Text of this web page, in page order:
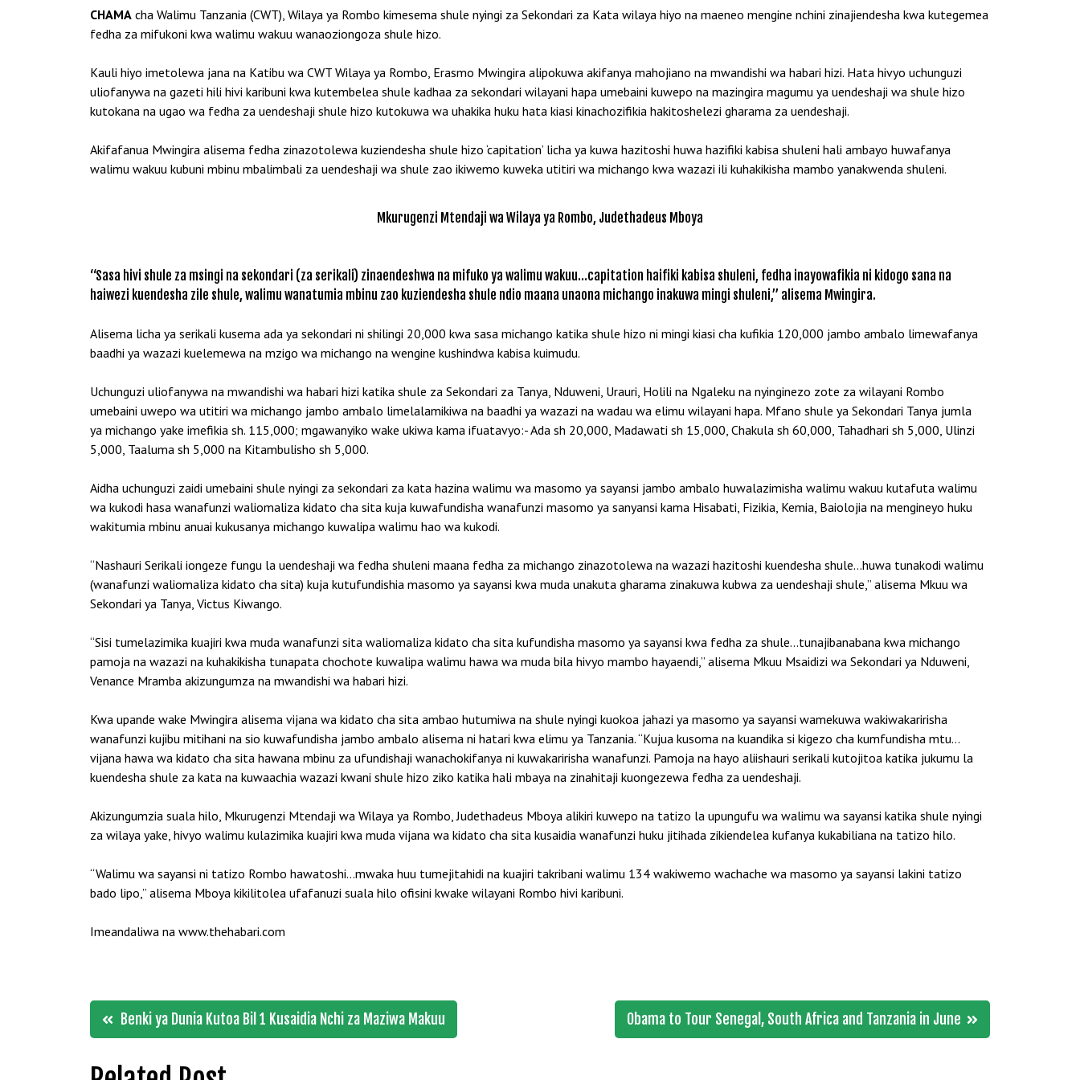
CHAMA cha Walimu Tanzania (CWT), Wilaya ya Rombo kimesema shule nyingi za Sekondari za Kata wilaya hiyo na maeneo mengine nchini zinajiendesha kwa kutegemea
fedha za mifukoni kwa walimu wakuu wanaoziongoza shule hizo.
Kauli hiyo imetolewa jana na Katibu wa CWT Wilaya ya Rombo, Erasmo Mwingira alipokuwa akifanya mahojiano na mwandishi wa habari hizi. Hata hivyo uchunguzi
uliofanywa na gazeti hili hivi karibuni kwa kutembelea shule kadhaa za sekondari wilayani hapa umebaini kuwepo na mazingira magumu ya uendeshaji wa shule hizo
kutokana na ugao wa fedha za uendeshaji shule hizo kutokuwa wa uhakika huku hata kiasi kinachozifikia hakitoshelezi gharama za uendeshaji.
Akifafanua Mwingira alisema fedha zinazotolewa kuziendesha shule hizo ‘capitation’ licha ya kuwa hazitoshi huwa hazifiki kabisa shuleni hali ambayo huwafanya
walimu wakuu kubuni mbinu mbalimbali za uendeshaji wa shule zao ikiwemo kuweka utitiri wa michango kwa wazazi ili kuhakikisha mambo yanakwenda shuleni.
Mkurugenzi Mtendaji wa Wilaya ya Rombo, Judethadeus Mboya
“Sasa hivi shule za msingi na sekondari (za serikali) zinaendeshwa na mifuko ya walimu wakuu…capitation haifiki kabisa shuleni, fedha inayowafikia ni kidogo sana na
haiwezi kuendesha zile shule, walimu wanatumia mbinu zao kuziendesha shule ndio maana unaona michango inakuwa mingi shuleni,” alisema Mwingira.
Alisema licha ya serikali kusema ada ya sekondari ni shilingi 20,000 kwa sasa michango katika shule hizo ni mingi kiasi cha kufikia 120,000 jambo ambalo limewafanya
baadhi ya wazazi kuelemewa na mzigo wa michango na wengine kushindwa kabisa kuimudu.
Uchunguzi uliofanywa na mwandishi wa habari hizi katika shule za Sekondari za Tanya, Nduweni, Urauri, Holili na Ngaleku na nyinginezo zote za wilayani Rombo
umebaini uwepo wa utitiri wa michango jambo ambalo limelalamikiwa na baadhi ya wazazi na wadau wa elimu wilayani hapa. Mfano shule ya Sekondari Tanya jumla
ya michango yake imefikia sh. 115,000; mgawanyiko wake ukiwa kama ifuatavyo:- Ada sh 20,000, Madawati sh 15,000, Chakula sh 60,000, Tahadhari sh 5,000, Ulinzi
5,000, Taaluma sh 5,000 na Kitambulisho sh 5,000.
Aidha uchunguzi zaidi umebaini shule nyingi za sekondari za kata hazina walimu wa masomo ya sayansi jambo ambalo huwalazimisha walimu wakuu kutafuta walimu
wa kukodi hasa wanafunzi waliomaliza kidato cha sita kuja kuwafundisha wanafunzi masomo ya sanyansi kama Hisabati, Fizikia, Kemia, Baiolojia na mengineyo huku
wakitumia mbinu anuai kukusanya michango kuwalipa walimu hao wa kukodi.
“Nashauri Serikali iongeze fungu la uendeshaji wa fedha shuleni maana fedha za michango zinazotolewa na wazazi hazitoshi kuendesha shule…huwa tunakodi walimu
(wanafunzi waliomaliza kidato cha sita) kuja kutufundishia masomo ya sayansi kwa muda unakuta gharama zinakuwa kubwa za uendeshaji shule,” alisema Mkuu wa
Sekondari ya Tanya, Victus Kiwango.
“Sisi tumelazimika kuajiri kwa muda wanafunzi sita waliomaliza kidato cha sita kufundisha masomo ya sayansi kwa fedha za shule…tunajibanabana kwa michango
pamoja na wazazi na kuhakikisha tunapata chochote kuwalipa walimu hawa wa muda bila hivyo mambo hayaendi,” alisema Mkuu Msaidizi wa Sekondari ya Nduweni,
Venance Mramba akizungumza na mwandishi wa habari hizi.
Kwa upande wake Mwingira alisema vijana wa kidato cha sita ambao hutumiwa na shule nyingi kuokoa jahazi ya masomo ya sayansi wamekuwa wakiwakaririsha
wanafunzi kujibu mitihani na sio kuwafundisha jambo ambalo alisema ni hatari kwa elimu ya Tanzania. “Kujua kusoma na kuandika si kigezo cha kumfundisha mtu…
vijana hawa wa kidato cha sita hawana mbinu za ufundishaji wanachokifanya ni kuwakaririsha wanafunzi. Pamoja na hayo aliishauri serikali kutojitoa katika jukumu la
kuendesha shule za kata na kuwaachia wazazi kwani shule hizo ziko katika hali mbaya na zinahitaji kuongezewa fedha za uendeshaji.
Akizungumzia suala hilo, Mkurugenzi Mtendaji wa Wilaya ya Rombo, Judethadeus Mboya alikiri kuwepo na tatizo la upungufu wa walimu wa sayansi katika shule nyingi
za wilaya yake, hivyo walimu kulazimika kuajiri kwa muda vijana wa kidato cha sita kusaidia wanafunzi huku jitihada zikiendelea kufanya kukabiliana na tatizo hilo.
“Walimu wa sayansi ni tatizo Rombo hawatoshi…mwaka huu tumejitahidi na kuajiri takribani walimu 134 wakiwemo wachache wa masomo ya sayansi lakini tatizo
bado lipo,” alisema Mboya kikilitolea ufafanuzi suala hilo ofisini kwake wilayani Rombo hivi karibuni.
Imeandaliwa na www.thehabari.com
Post
navigation
Benki ya Dunia Kutoa Bil 1 Kusaidia Nchi za Maziwa Makuu Obama to Tour Senegal, South Africa and Tanzania in June